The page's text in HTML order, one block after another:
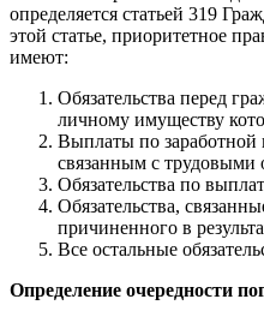
определяется статьей 319
этой статье, приоритетное
имеют:
Обязательства перед
личному имуществу
Выплаты по заработной
связанным с трудовыми
Обязательства по
Обязательства,
причиненного в
Все остальные
Определение очередности